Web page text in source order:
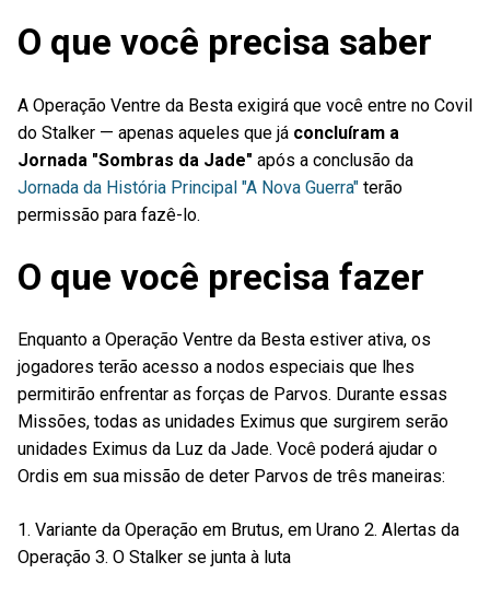
O que você precisa saber
A Operação Ventre da Besta exigirá que você entre no Covil
do Stalker — apenas aqueles que já concluíram a
Jornada "Sombras da Jade" após a conclusão da
Jornada da História Principal "A Nova Guerra" terão
permissão para fazê-lo.
O que você precisa fazer
Enquanto a Operação Ventre da Besta estiver ativa, os
jogadores terão acesso a nodos especiais que lhes
permitirão enfrentar as forças de Parvos. Durante essas
Missões, todas as unidades Eximus que surgirem serão
unidades Eximus da Luz da Jade. Você poderá ajudar o
Ordis em sua missão de deter Parvos de três maneiras:
1. Variante da Operação em Brutus, em Urano 2. Alertas da
Operação 3. O Stalker se junta à luta